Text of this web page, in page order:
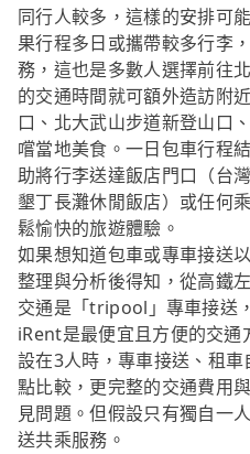
同行人較多，這樣的安排可
果行程多日或攜帶較多行李
務，這也是多數人選擇前往
的交通時間就可額外造訪附
口、北大武山步道新登山口
嚐當地美食。一日包車行程
助將行李送達飯店門口（台
墾丁長灘休閒飯店）或任何
鬆愉快的旅遊體驗。
如果想知道包車或專車接送
整理與分析後得知，從高鐵
交通是「tripool」專車接送
iRent是最便宜且方便的交
設在3人時，專車接送、租
點比較，更完整的交通費用
見問題。但假設只有獨自一
送共乘服務。